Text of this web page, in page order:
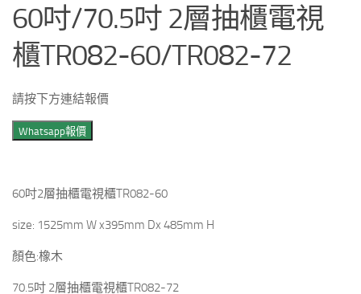
60吋/70.5吋 2層抽櫃電視
櫃TR082-60/TR082-72
請按下方連結報價
Whatsapp報價
60吋2層抽櫃電視櫃TR082-60
size: 1525mm W x395mm Dx 485mm H
顏色:橡木
70.5吋 2層抽櫃電視櫃TR082-72